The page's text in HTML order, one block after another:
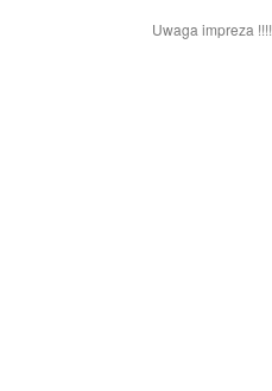
Uwaga impreza !!!!